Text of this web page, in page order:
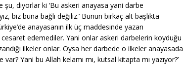
şu, diyorlar ki ‘Bu askeri anayasa yani darbe
biz buna bağlı değiliz.’ Bunun birkaç alt başlıkta
anayasanın ilk üç maddesinde yazan
edemediler. Yani onlar askeri darbelerin koyduğu
ilkeler onlar. Oysa her darbede o ilkeler anayasada
Yani bu Allah kelamı mı, kutsal kitapta mı yazıyor?’